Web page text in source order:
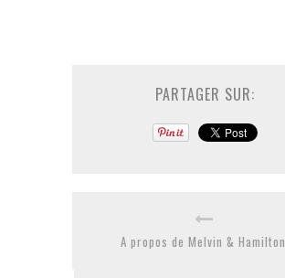
PARTAGER SUR:
A propos de Melvin & Hamilton